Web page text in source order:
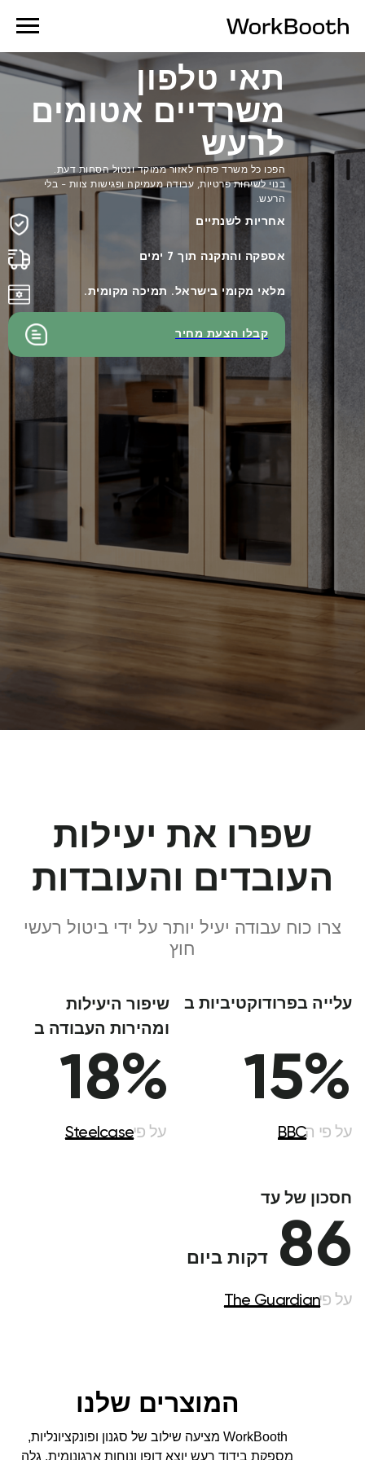
תאי טלפון
משרדיים אטומים
לרעש
הפכו כל משרד פתוח לאזור ממוקד ונטול הסחות דעת.
בנוי לשיחות פרטיות, עבודה מעמיקה ופגישות צוות - בלי
הרעש.
אחריות לשנתיים
אספקה והתקנה תוך 7 ימים
מלאי מקומי בישראל. תמיכה מקומית.
קבלו הצעת מחיר
86
על פי
עלייה בפרודוקטיביות ב
שפרו את יעילות
העובדים והעובדות
צרו כוח עבודה יעיל יותר על ידי ביטול רעשי
The Guardian
המוצרים שלנו
WorkBooth מציעה שילוב של סגנון ופונקציונליות,
מספקת בידוד רעש יוצא דופן ונוחות ארגונומית. גלה